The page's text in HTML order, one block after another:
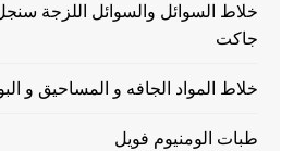
خلاط السوائل والسوائل اللزجة
جاكت
خلاط المواد الجافه و المساحيق و
طبات الومنيوم فويل